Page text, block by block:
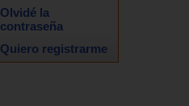
Olvidé la
contraseña
Quiero registrarme